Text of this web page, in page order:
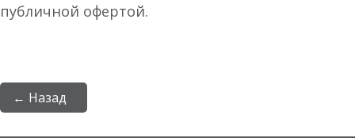
публичной офертой.
← Назад